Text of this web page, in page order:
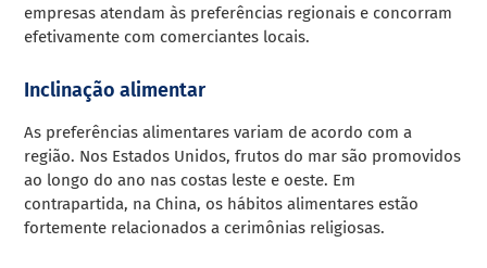
empresas atendam às preferências regionais e concorram
efetivamente com comerciantes locais.
Inclinação alimentar
As preferências alimentares variam de acordo com a
região. Nos Estados Unidos, frutos do mar são promovidos
ao longo do ano nas costas leste e oeste. Em
contrapartida, na China, os hábitos alimentares estão
fortemente relacionados a cerimônias religiosas.